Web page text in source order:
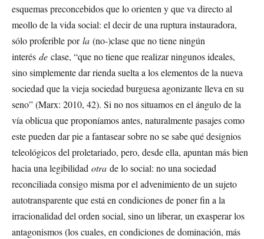
esquemas preconcebidos que lo orienten y que va directo al
meollo de la vida social: el decir de una ruptura instauradora,
sólo proferible porla (no-)clase que no tiene ningún
interés de clase, “que no tiene que realizar ningunos ideales,
sino simplemente dar rienda suelta a los elementos de la nueva
sociedad que la vieja sociedad burguesa agonizante lleva en su
seno” (Marx: 2010, 42). Si no nos situamos en el ángulo de la
vía oblicua que proponíamos antes, naturalmente pasajes como
este pueden dar pie a fantasear sobre no se sabe qué designios
teleológicos del proletariado, pero, desde ella, apuntan más bien
hacia una legibilidad otra de lo social: no una sociedad
reconciliada consigo misma por el advenimiento de un sujeto
autotransparente que está en condiciones de poner fin a la
irracionalidad del orden social, sino un liberar, un exasperar los
antagonismos (los cuales, en condiciones de dominación, más